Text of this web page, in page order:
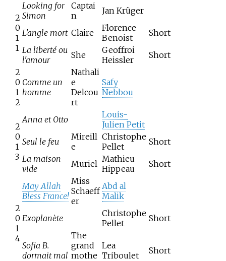
2
0
1
1
Looking for
Simon
Captai
n
Jan Krüger
L'angle mort Claire
Florence
Benoist
Short
La liberté ou
l'amour
She
Geoffroi
Heissler
Short
2
0
1
2
Comme un
homme
Nathali
e
Delcou
rt
Safy
Nebbou
2
0
1
3
Anna et Otto
Louis-
Julien Petit
Seul le feu
Mireill
e
Christophe
Pellet
Short
La maison
vide
Muriel Mathieu
Hippeau
Short
2
0
1
4
May Allah
Bless France!
Miss
Schaeff
er
Abd al
Malik
Exoplanète
Christophe
Pellet
Short
Sofia B.
dormait mal
The
grand
mothe
Lea
Triboulet
Short